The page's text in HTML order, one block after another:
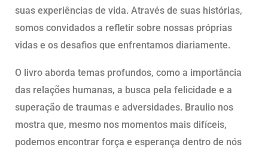
suas experiências de vida. Através de suas histórias,
somos convidados a refletir sobre nossas próprias
vidas e os desafios que enfrentamos diariamente.
O livro aborda temas profundos, como a importância
das relações humanas, a busca pela felicidade e a
superação de traumas e adversidades. Braulio nos
mostra que, mesmo nos momentos mais difíceis,
podemos encontrar força e esperança dentro de nós